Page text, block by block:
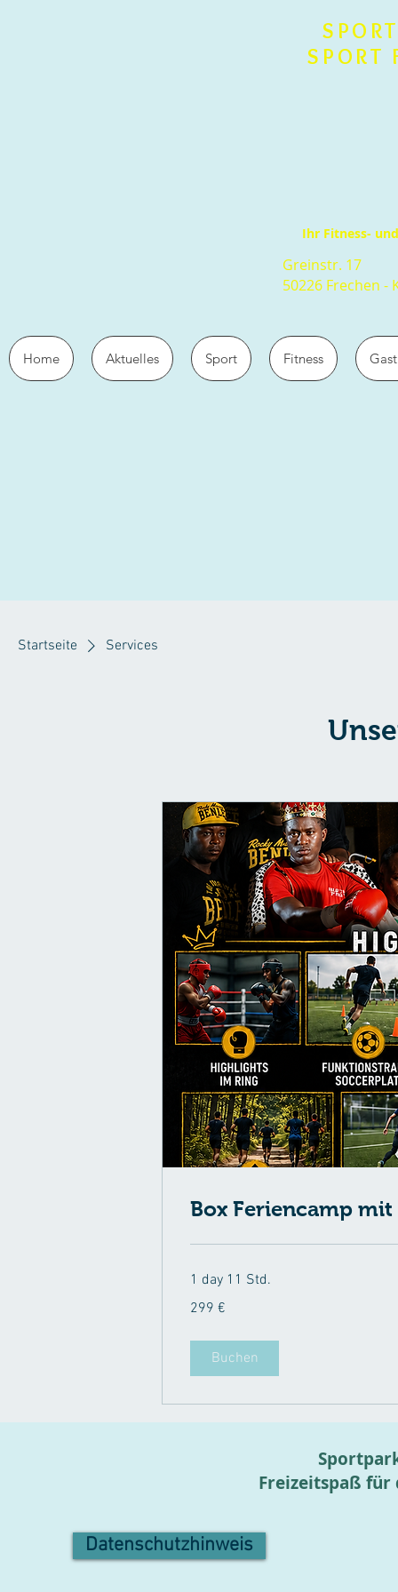
SPORT
Ihr Fitness-
Greinstr. 17
50226 Frechen -
Home Aktuelles Sport Fitness
Startseite Services
Box Feriencamp
1 day 11 Std.
Euro
299 €
Buchen
Freizeitspaß für
Datenschutzhinweis